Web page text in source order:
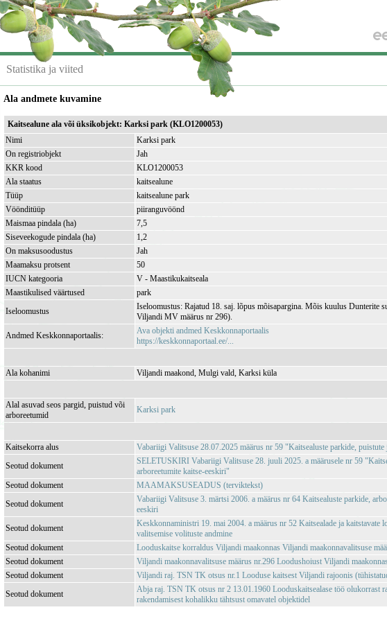
Statistika ja viited
Ala andmete kuvamine
Kaitsealune ala või üksikobjekt: Karksi park (KLO1200053)
Nimi
Karksi park
On registriobjekt
Jah
KKR kood
KLO1200053
Ala staatus
kaitsealune
Tüüp
kaitsealune park
Vöönditüüp
piiranguvöönd
Maismaa pindala (ha)
7,5
Siseveekogude pindala (ha)
1,2
On maksusoodustus
Jah
Maamaksu protsent
50
IUCN kategooria
V - Maastikukaitseala
Maastikulised väärtused
park
Iseloomustus
Iseloomustus: Rajatud 18. saj. lõpus mõisapargina. Mõis kuulus Dunterite
Viljandi MV määrus nr 296).
Andmed Keskkonnaportaalis:
Ava objekti andmed Keskkonnaportaalis
https://keskkonnaportaal.ee/...
Ala kohanimi
Viljandi maakond, Mulgi vald, Karksi küla
Alal asuvad seos pargid, puistud või
arboreetumid
Karksi park
Kaitsekorra alus
Vabariigi Valitsuse 28.07.2025 määrus nr 59 "Kaitsealuste parkide, puistute
Seotud dokument
SELETUSKIRI Vabariigi Valitsuse 28. juuli 2025. a määrusele nr 59
arboreetumite kaitse-eeskiri"
Seotud dokument
MAAMAKSUSEADUS (terviktekst)
Seotud dokument
Vabariigi Valitsuse 3. märtsi 2006. a määrus nr 64 Kaitsealuste parkide,
eeskiri
Seotud dokument
Keskkonnaministri 19. mai 2004. a määrus nr 52 Kaitsealade ja kaitstavate
valitsemise volituste andmine
Seotud dokument
Looduskaitse korraldus Viljandi maakonnas Viljandi maakonnavalitsuse
Seotud dokument
Viljandi maakonnavalitsuse määrus nr.296 Loodushoiust Viljandi
Seotud dokument
Viljandi raj. TSN TK otsus nr.1 Looduse kaitsest Viljandi rajoonis
Seotud dokument
Abja raj. TSN TK otsus nr 2 13.01.1960 Looduskaitsealase töö olukorrast
rakendamisest kohalikku tähtsust omavatel objektidel